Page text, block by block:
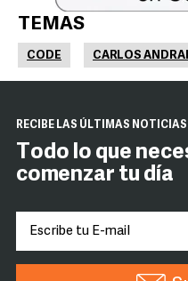
TEMAS
CODE CARLOS
RECIBE LAS ÚLTIMAS
Todo lo que
comenzar tu día